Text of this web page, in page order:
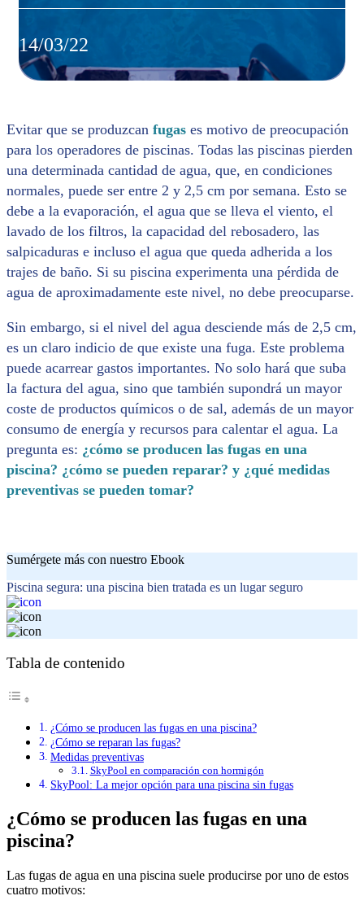
14/03/22
Evitar que se produzcan fugas es motivo de preocupación
para los operadores de piscinas. Todas las piscinas pierden
una determinada cantidad de agua, que, en condiciones
normales, puede ser entre 2 y 2,5 cm por semana. Esto se
debe a la evaporación, el agua que se lleva el viento, el
lavado de los filtros, la capacidad del rebosadero, las
salpicaduras e incluso el agua que queda adherida a los
trajes de baño. Si su piscina experimenta una pérdida de
agua de aproximadamente este nivel, no debe preocuparse.
Sin embargo, si el nivel del agua desciende más de 2,5 cm,
es un claro indicio de que existe una fuga. Este problema
puede acarrear gastos importantes. No solo hará que suba
la factura del agua, sino que también supondrá un mayor
coste de productos químicos o de sal, además de un mayor
consumo de energía y recursos para calentar el agua. La
pregunta es: ¿cómo se producen las fugas en una
piscina? ¿cómo se pueden reparar? y ¿qué medidas
preventivas se pueden tomar?
Sumérgete más con nuestro Ebook
Piscina segura: una piscina bien tratada es un lugar seguro
Tabla de contenido
¿Cómo se producen las fugas en una piscina?
¿Cómo se reparan las fugas?
Medidas preventivas
SkyPool en comparación con hormigón
SkyPool: La mejor opción para una piscina sin fugas
¿Cómo se producen las fugas en una
piscina?
Las fugas de agua en una piscina suele producirse por uno de estos
cuatro motivos: